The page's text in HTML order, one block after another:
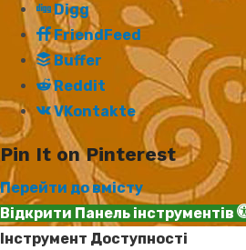
Digg
FriendFeed
Buffer
Reddit
VKontakte
Pin It on Pinterest
Перейти до вмісту
Відкрити Панель інструментів
Інструмент Доступності